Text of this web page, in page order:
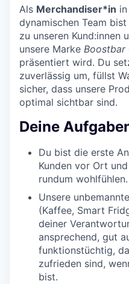
Als Merchandiser*in
dynamischen Team
zu unseren Kund:innen
unsere Marke Boostbar
präsentiert wird. Du
zuverlässig um, füllst
sicher, dass unsere
optimal sichtbar sind.
Deine
Du bist die erste
Kunden vor Ort
rundum wohlfühlen.
Unsere
(Kaffee, Smart
deiner
ansprechend, gut
funktionstüchtig,
zufrieden sind,
bist.